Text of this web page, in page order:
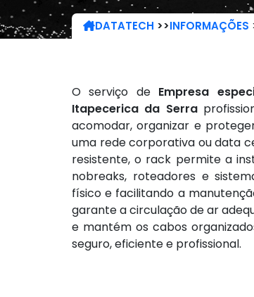
DATATECH >>INFORMAÇÕES
O serviço de Empresa
Itapecerica da Serra
acomodar, organizar e
uma rede corporativa ou data
resistente, o rack permite a
nobreaks, roteadores e
físico e facilitando a
garante a circulação de ar
e mantém os cabos
seguro, eficiente e profissional.